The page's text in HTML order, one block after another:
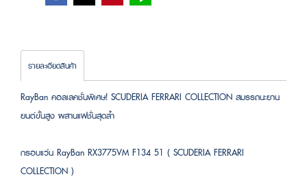
รายละเอียดสินค้า
RayBan คอลเลคชั่นพิเศษ! SCUDERIA FERRARI COLLECTION สมรรถนะยาน
ยนต์ขั้นสูง ผสานแฟชั่นสุดล้ำ
กรอบแว่น RayBan RX3775VM F134 51 ( SCUDERIA FERRARI
COLLECTION )